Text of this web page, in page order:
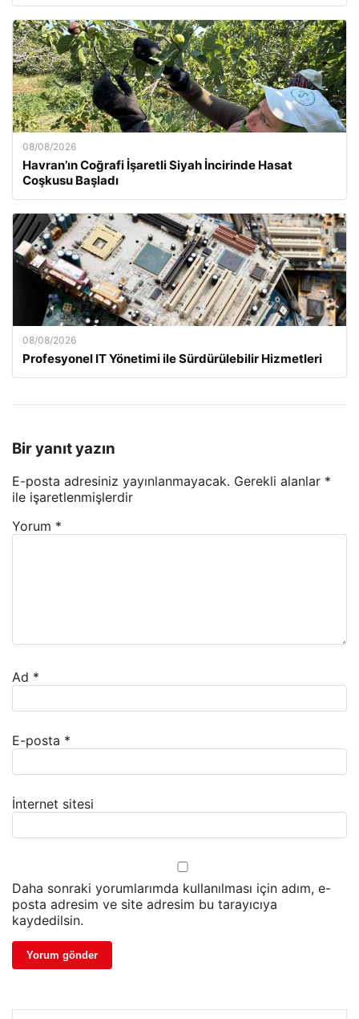
08/08/2026
Havran’ın Coğrafi İşaretli Siyah İncirinde Hasat
Coşkusu Başladı
08/08/2026
Profesyonel IT Yönetimi ile Sürdürülebilir Hizmetleri
Bir yanıt yazın
E-posta adresiniz yayınlanmayacak. Gerekli alanlar *
ile işaretlenmişlerdir
Yorum *
Ad *
E-posta *
İnternet sitesi
Daha sonraki yorumlarımda kullanılması için adım, e-
posta adresim ve site adresim bu tarayıcıya
kaydedilsin.